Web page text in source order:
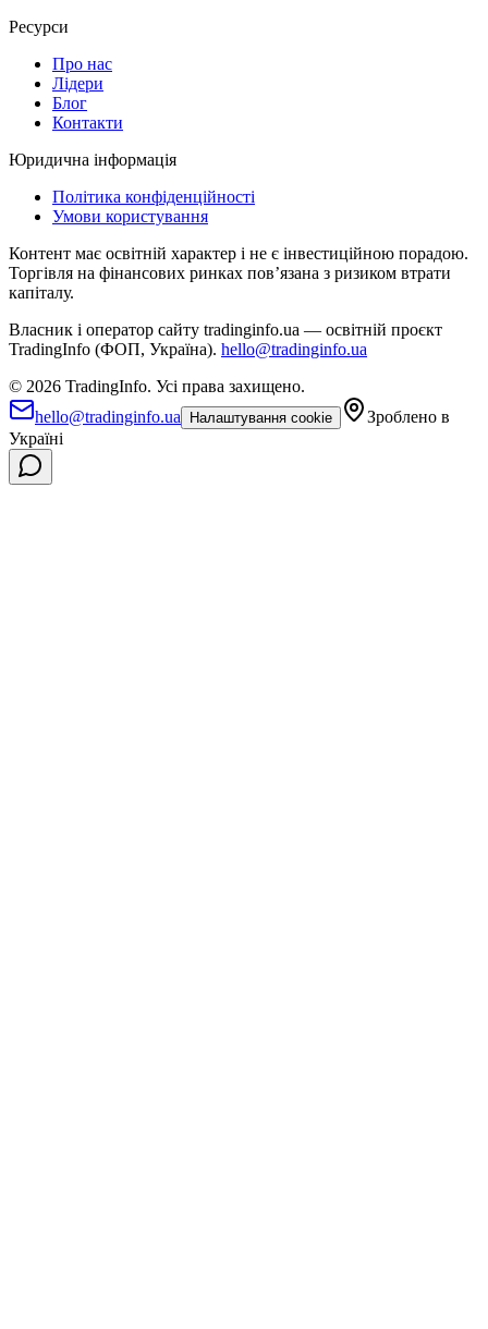
Ресурси
Про нас
Лідери
Блог
Контакти
Юридична інформація
Політика конфіденційності
Умови користування
Контент має освітній характер і не є інвестиційною порадою.
Торгівля на фінансових ринках повʼязана з ризиком втрати
капіталу.
Власник і оператор сайту tradinginfo.ua — освітній проєкт
TradingInfo (ФОП, Україна). hello@tradinginfo.ua
© 2026 TradingInfo. Усі права захищено.
hello@tradinginfo.ua
Налаштування cookie
Зроблено в
Україні